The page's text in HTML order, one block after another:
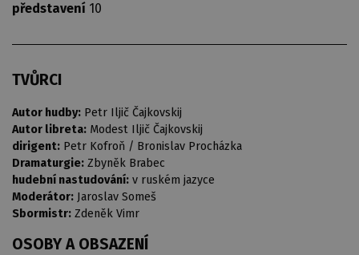
představení 10
TVŮRCI
Autor hudby: Petr Iljič Čajkovskij
Autor libreta: Modest Iljič Čajkovskij
dirigent: Petr Kofroň / Bronislav Procházka
Dramaturgie: Zbyněk Brabec
hudební nastudování: v ruském jazyce
Moderátor: Jaroslav Someš
Sbormistr: Zdeněk Vimr
OSOBY A OBSAZENÍ